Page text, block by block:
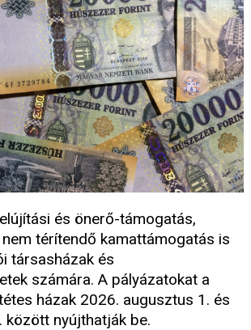
és önerő-támogatás,
térítendő kamattámogatás is
társasházak és
számára. A pályázatokat a
házak 2026. augusztus 1. és
között nyújthatják be.